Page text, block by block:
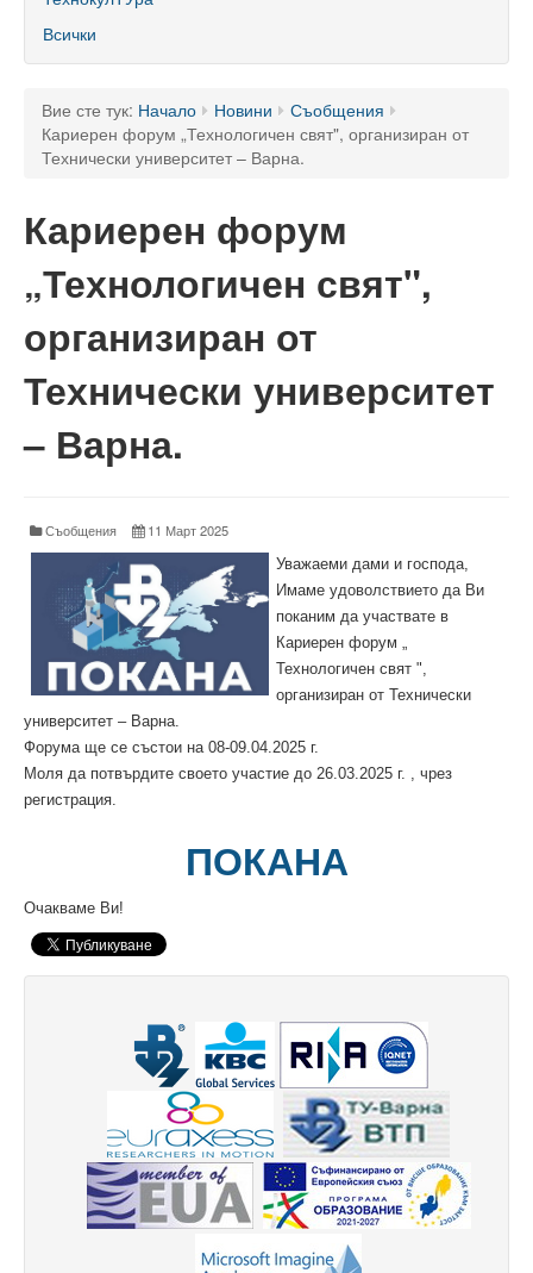
60 години ТУ - Варна
Програма 60 г.
Успели в науката и бизнеса
60 години Морски специалности в ТУ
Тържество по случай празника на университета
Мандатна програма
Ректор
Ръководство
Структура
Факултети и Колежи
Факултети
Машинно-технологичен факултет
Корабостроителен факултет
Електротехнически факултет
Факултет по изчислителна техника и автоматизация
Добруджански технологичен колеж
Колеж в структурата на ТУ-Варна
Департамент ЕПОС
Отдели и Центрове
Високотехнологичен парк
Ресурси
Библиотека
Всички
Вие сте тук: Начало Новини
Съобщения
Кариерен форум „Технологичен свят", организиран от
Технически университет – Варна.
Кариерен форум
„Технологичен свят",
организиран от
Технически университет
– Варна.
Съобщения 11 Март 2025
Уважаеми дами и господа,
Имаме удоволствието да Ви
поканим да участвате в
Кариерен форум „
Технологичен свят ",
организиран от Технически
университет – Варна.
Форума ще се състои на 08-09.04.2025 г.
Моля да потвърдите своето участие до 26.03.2025 г. , чрез
регистрация.
ПОКАНА
Очакваме Ви!